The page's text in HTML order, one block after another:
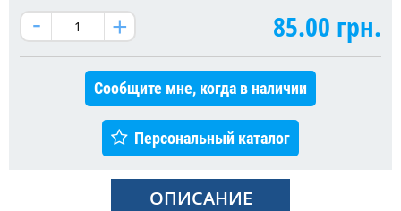
85.00 грн.
Сообщите мне, когда в наличии
Персональный каталог
ОПИСАНИЕ